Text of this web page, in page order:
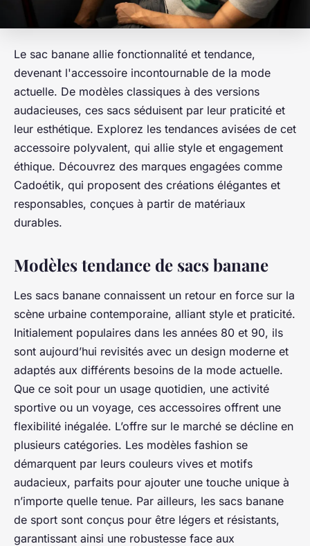
Le sac banane allie fonctionnalité et tendance,
devenant l'accessoire incontournable de la mode
actuelle. De modèles classiques à des versions
audacieuses, ces sacs séduisent par leur praticité et
leur esthétique. Explorez les tendances avisées de cet
accessoire polyvalent, qui allie style et engagement
éthique. Découvrez des marques engagées comme
Cadoétik, qui proposent des créations élégantes et
responsables, conçues à partir de matériaux
durables.
Modèles tendance de sacs banane
Les sacs banane connaissent un retour en force sur la
scène urbaine contemporaine, alliant style et praticité.
Initialement populaires dans les années 80 et 90, ils
sont aujourd’hui revisités avec un design moderne et
adaptés aux différents besoins de la mode actuelle.
Que ce soit pour un usage quotidien, une activité
sportive ou un voyage, ces accessoires offrent une
flexibilité inégalée. L’offre sur le marché se décline en
plusieurs catégories. Les modèles fashion se
démarquent par leurs couleurs vives et motifs
audacieux, parfaits pour ajouter une touche unique à
n’importe quelle tenue. Par ailleurs, les sacs banane
de sport sont conçus pour être légers et résistants,
garantissant ainsi une robustesse face aux